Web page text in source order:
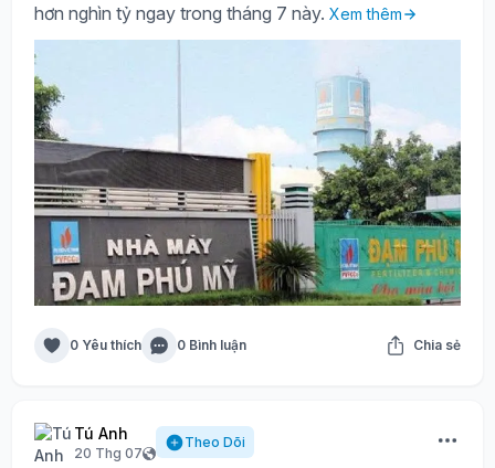
hơn nghìn tỷ ngay trong tháng 7 này. Xem thêm
0 Yêu thích 0 Bình luận Chia sẻ
Tú Anh
20 Thg 07
Theo Dõi